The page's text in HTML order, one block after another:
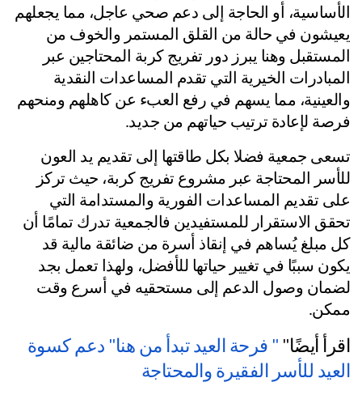
الأساسية، أو الحاجة إلى دعم صحي عاجل، مما يجعلهم
يعيشون في حالة من القلق المستمر والخوف من
المستقبل وهنا يبرز دور تفريج كربة المحتاجين عبر
المبادرات الخيرية التي تقدم المساعدات النقدية
والعينية، مما يسهم في رفع العبء عن كاهلهم ومنحهم
لإعادة ترتيب حياتهم من جديد.
تسعى جمعية فضلا بكل طاقتها إلى تقديم يد العون
للأسر المحتاجة عبر مشروع تفريج كربة، حيث تركز
على تقديم المساعدات الفورية والمستدامة التي
تحقق الاستقرار للمستفيدين فالجمعية تدرك تمامًا أن
كل مبلغ يُساهم في إنقاذ أسرة من ضائقة مالية قد
يكون سببًا في تغيير حياتها للأفضل، ولهذا تعمل بجد
لضمان وصول الدعم إلى مستحقيه في أسرع وقت
أيضًا"
" فرحة العيد تبدأ من هنا" دعم كسوة
للأسر الفقيرة والمحتاجة